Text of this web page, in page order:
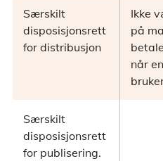
Særskilt
disposisjonsrett
for distribusjon
Ikke
på
når
Særskilt
disposisjonsrett
for publisering.